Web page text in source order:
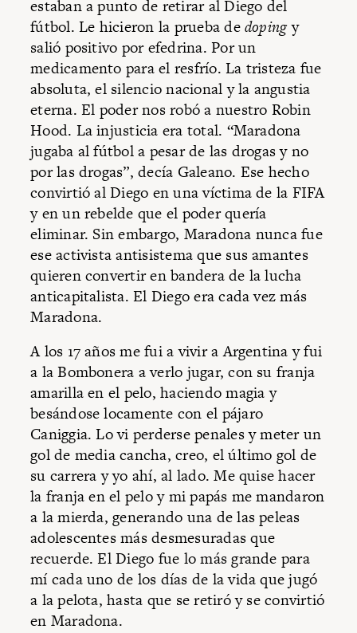
estaban a punto de retirar al Diego del
fútbol. Le hicieron la prueba dedopingy
salió positivo por efedrina. Por un
medicamento para el resfrío. La tristeza fue
absoluta, el silencio nacional y la angustia
eterna. El poder nos robó a nuestro Robin
Hood. La injusticia era total. “Maradona
jugaba al fútbol a pesar de las drogas y no
por las drogas”, decía Galeano. Ese hecho
convirtió al Diego en una víctima de la FIFA
y en un rebelde que el poder quería
eliminar. Sin embargo, Maradona nunca fue
ese activista antisistema que sus amantes
quieren convertir en bandera de la lucha
anticapitalista. El Diego era cada vez más
Maradona.
A los 17 años me fui a vivir a Argentina y fui
a la Bombonera a verlo jugar, con su franja
amarilla en el pelo, haciendo magia y
besándose locamente con el pájaro
Caniggia. Lo vi perderse penales y meter un
gol de media cancha, creo, el último gol de
su carrera y yo ahí, al lado. Me quise hacer
la franja en el pelo y mi papás me mandaron
a la mierda, generando una de las peleas
adolescentes más desmesuradas que
recuerde. El Diego fue lo más grande para
mí cada uno de los días de la vida que jugó
a la pelota, hasta que se retiró y se convirtió
en Maradona.